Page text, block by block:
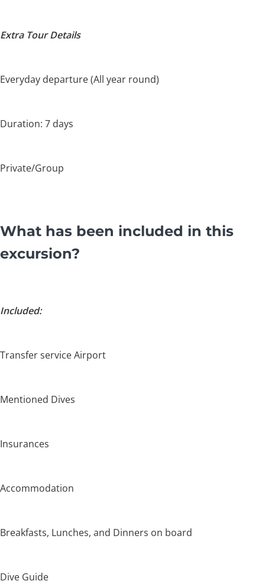
Extra Tour Details
Everyday departure (All year round)
Duration: 7 days
Private/Group
What has been included in this
excursion?
Included:
Transfer service Airport
Mentioned Dives
Insurances
Accommodation
Breakfasts, Lunches, and Dinners on board
Dive Guide